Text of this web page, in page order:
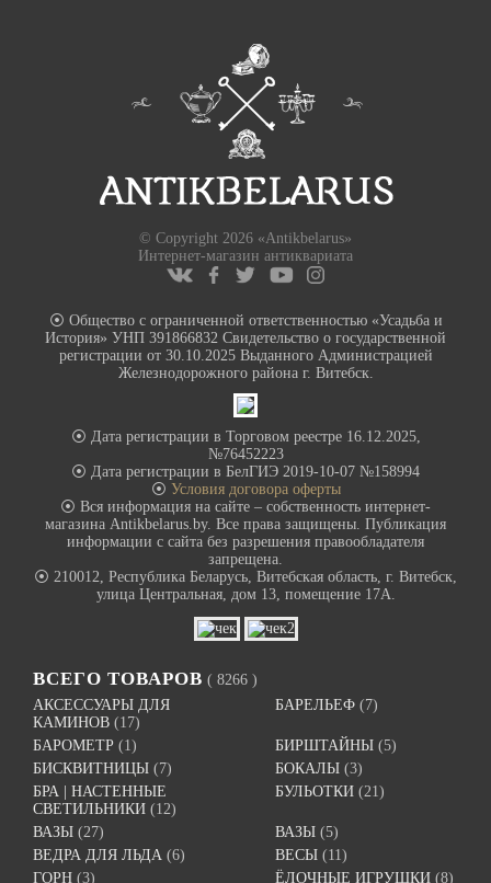
© Copyright 2026 «Antikbelarus»
Интернет-магазин антиквариата
⦿ Общество с ограниченной ответственностью «Усадьба и
История» УНП 391866832 Свидетельство о государственной
регистрации от 30.10.2025 Выданного Администрацией
Железнодорожного района г. Витебск.
⦿ Дата регистрации в Торговом реестре 16.12.2025,
№76452223
⦿ Дата регистрации в БелГИЭ 2019-10-07 №158994
⦿ Условия договора оферты
⦿ Вся информация на сайте – собственность интернет-
магазина Antikbelarus.by. Все права защищены. Публикация
информации с сайта без разрешения правообладателя
запрещена.
⦿ 210012, Республика Беларусь, Витебская область, г. Витебск,
улица Центральная, дом 13, помещение 17А.
ВСЕГО ТОВАРОВ ( 8266 )
АКСЕССУАРЫ ДЛЯ
КАМИНОВ (17)
БАРЕЛЬЕФ (7)
БАРОМЕТР (1) БИРШТАЙНЫ (5)
БИСКВИТНИЦЫ (7) БОКАЛЫ (3)
БРА | НАСТЕННЫЕ
СВЕТИЛЬНИКИ (12)
БУЛЬОТКИ (21)
ВАЗЫ (27) ВАЗЫ (5)
ВЕДРА ДЛЯ ЛЬДА (6) ВЕСЫ (11)
ГОРН (3) ЁЛОЧНЫЕ ИГРУШКИ (8)